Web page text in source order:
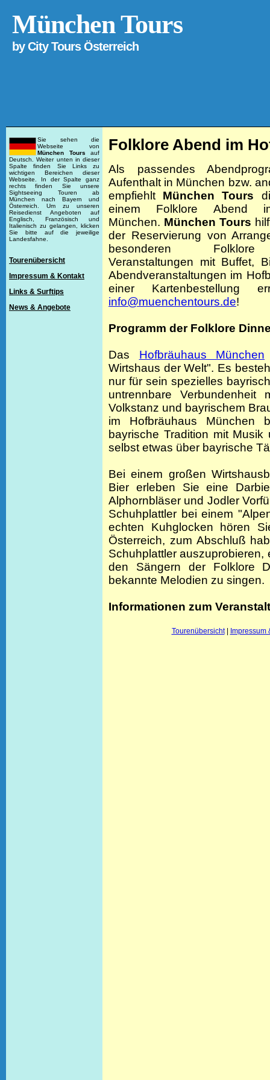
München Tours
byCity Tours Österreich
Folklore Abend im
Als passendes
Aufenthalt in München bzw.
empfiehlt München Tours
einem Folklore Abend
München. München Tours
der Reservierung von
besonderen Folklore
Veranstaltungen mit Buffet,
Abendveranstaltungen im
einer Kartenbestellung
info@muenchentours.de!
Programm der Folklore
Das Hofbräuhaus München
Wirtshaus der Welt". Es
nur für sein spezielles
untrennbare Verbundenheit
Volkstanz und bayrischem
im Hofbräuhaus München
bayrische Tradition mit
selbst etwas über bayrische
Bei einem großen
Bier erleben Sie eine
Alphornbläser und Jodler
Schuhplattler bei einem
echten Kuhglocken hören
Österreich, zum Abschluß
Schuhplattler
den Sängern der Folklore
bekannte Melodien zu singen.
Informationen zum
Tourenübersicht| Impressum
Sie sehen die
Webseite von
München Tours auf
Deutsch. Weiter unten in dieser
Spalte finden Sie Links zu
wichtigen Bereichen dieser
Webseite. In der Spalte ganz
rechts finden Sie unsere
Sightseeing Touren ab
München nach Bayern und
Österreich. Um zu unseren
Reisedienst Angeboten auf
Englisch, Französisch und
Italienisch zu gelangen, klicken
Sie bitte auf die jeweilige
Landesfahne.
Tourenübersicht
Impressum & Kontakt
Links & Surftips
News & Angebote